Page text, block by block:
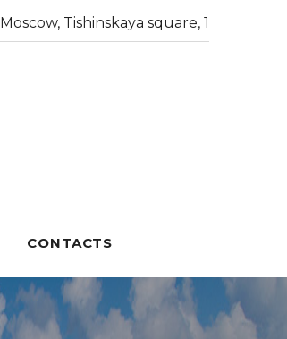
Moscow, Tishinskaya square, 1
CONTACTS